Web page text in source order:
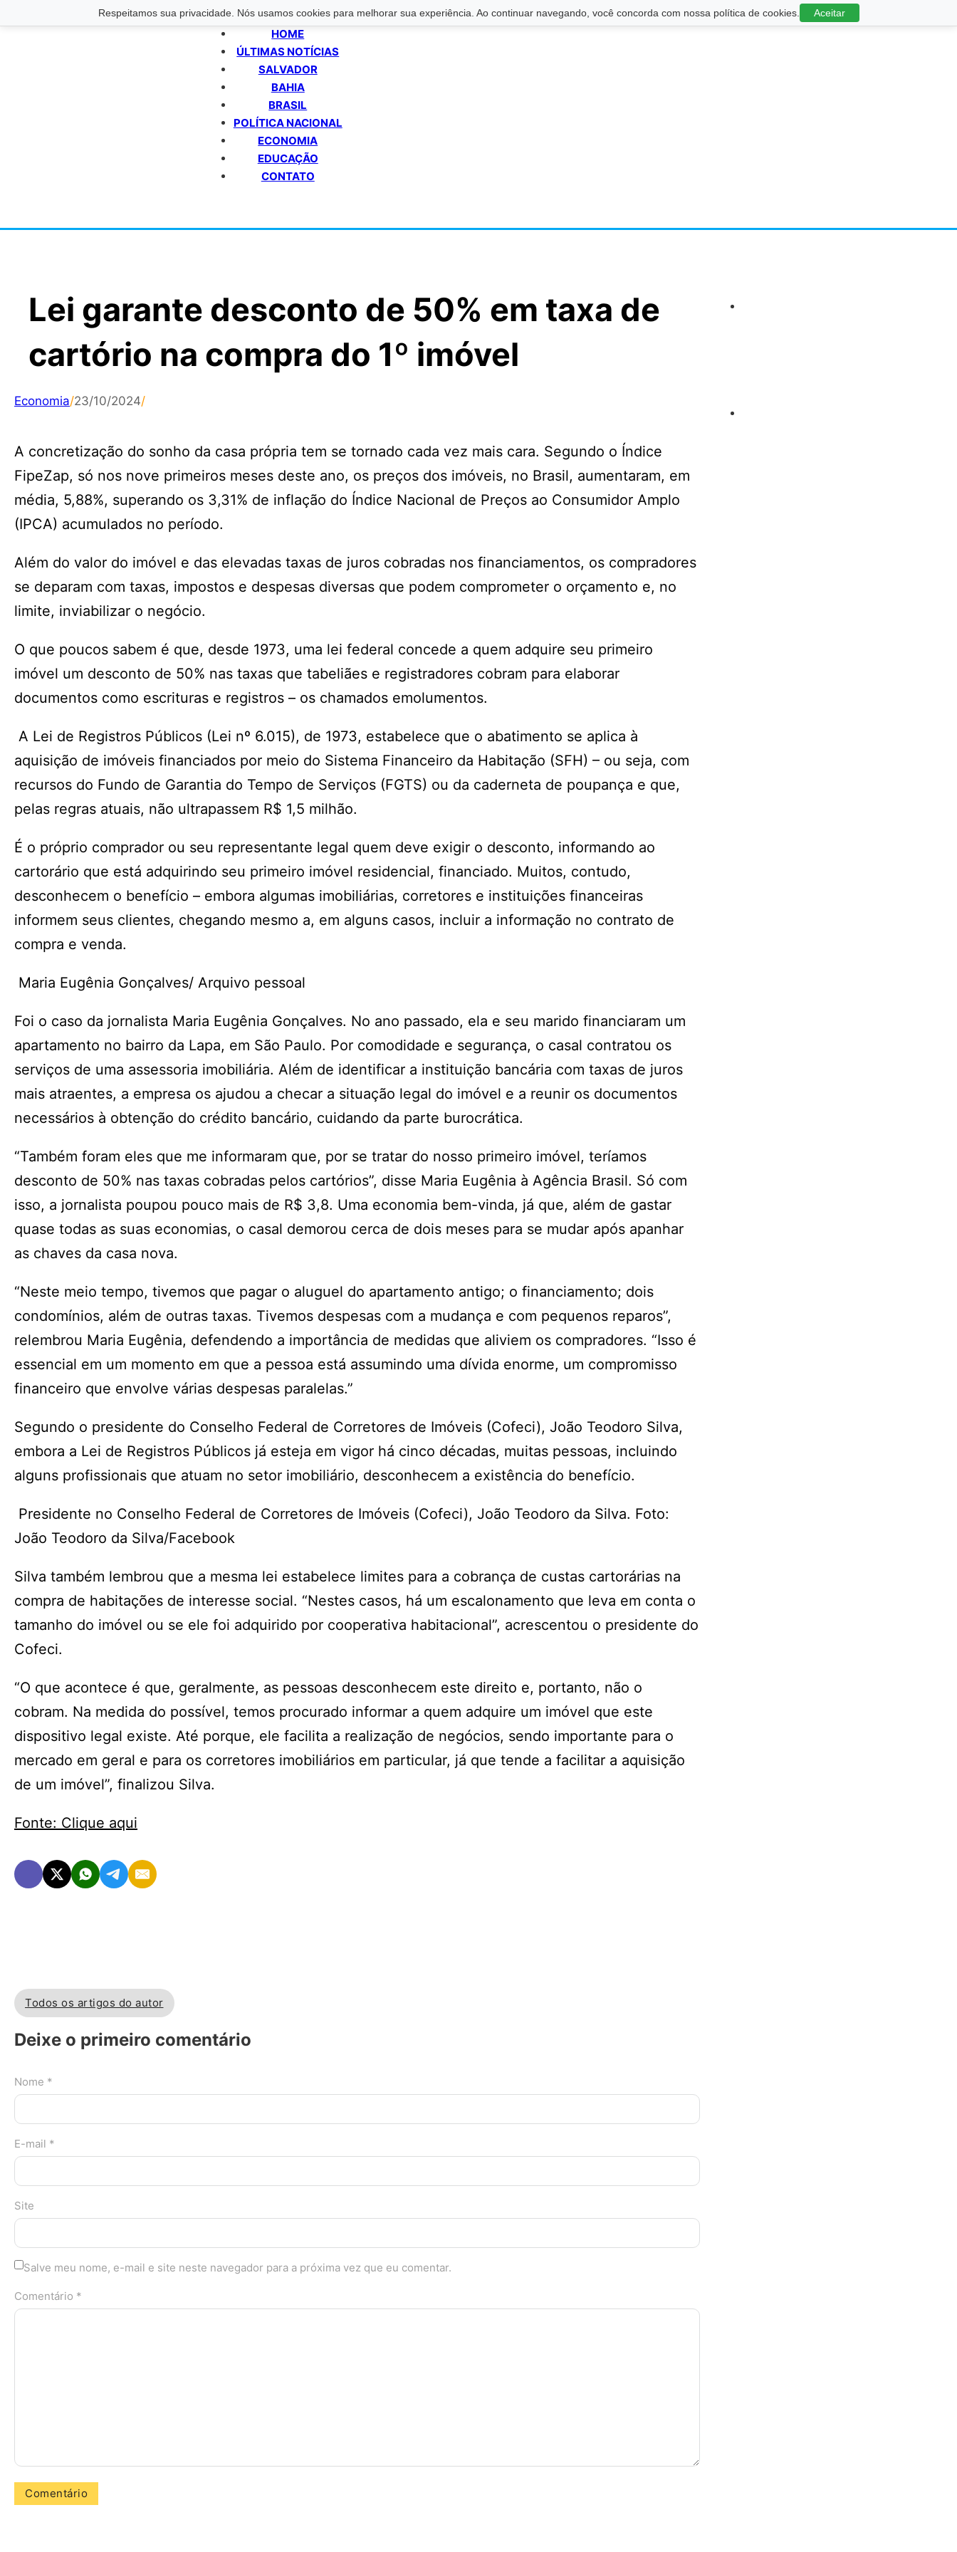
Respeitamos sua privacidade. Nós usamos cookies para melhorar sua experiência. Ao continuar navegando, você concorda com nossa política de cookies. Aceitar
HOME
ÚLTIMAS NOTÍCIAS
SALVADOR
BAHIA
BRASIL
POLÍTICA NACIONAL
ECONOMIA
EDUCAÇÃO
CONTATO
Lei garante desconto de 50% em taxa de
cartório na compra do 1º imóvel
Economia/23/10/2024/
A concretização do sonho da casa própria tem se tornado cada vez mais cara. Segundo o Índice
FipeZap, só nos nove primeiros meses deste ano, os preços dos imóveis, no Brasil, aumentaram, em
média, 5,88%, superando os 3,31% de inflação do Índice Nacional de Preços ao Consumidor Amplo
(IPCA) acumulados no período.
Além do valor do imóvel e das elevadas taxas de juros cobradas nos financiamentos, os compradores
se deparam com taxas, impostos e despesas diversas que podem comprometer o orçamento e, no
limite, inviabilizar o negócio.
O que poucos sabem é que, desde 1973, uma lei federal concede a quem adquire seu primeiro
imóvel um desconto de 50% nas taxas que tabeliães e registradores cobram para elaborar
documentos como escrituras e registros – os chamados emolumentos.
A Lei de Registros Públicos (Lei nº 6.015), de 1973, estabelece que o abatimento se aplica à
aquisição de imóveis financiados por meio do Sistema Financeiro da Habitação (SFH) – ou seja, com
recursos do Fundo de Garantia do Tempo de Serviços (FGTS) ou da caderneta de poupança e que,
pelas regras atuais, não ultrapassem R$ 1,5 milhão.
É o próprio comprador ou seu representante legal quem deve exigir o desconto, informando ao
cartorário que está adquirindo seu primeiro imóvel residencial, financiado. Muitos, contudo,
desconhecem o benefício – embora algumas imobiliárias, corretores e instituições financeiras
informem seus clientes, chegando mesmo a, em alguns casos, incluir a informação no contrato de
compra e venda.
Maria Eugênia Gonçalves/ Arquivo pessoal
Foi o caso da jornalista Maria Eugênia Gonçalves. No ano passado, ela e seu marido financiaram um
apartamento no bairro da Lapa, em São Paulo. Por comodidade e segurança, o casal contratou os
serviços de uma assessoria imobiliária. Além de identificar a instituição bancária com taxas de juros
mais atraentes, a empresa os ajudou a checar a situação legal do imóvel e a reunir os documentos
necessários à obtenção do crédito bancário, cuidando da parte burocrática.
“Também foram eles que me informaram que, por se tratar do nosso primeiro imóvel, teríamos
desconto de 50% nas taxas cobradas pelos cartórios”, disse Maria Eugênia à Agência Brasil. Só com
isso, a jornalista poupou pouco mais de R$ 3,8. Uma economia bem-vinda, já que, além de gastar
quase todas as suas economias, o casal demorou cerca de dois meses para se mudar após apanhar
as chaves da casa nova.
“Neste meio tempo, tivemos que pagar o aluguel do apartamento antigo; o financiamento; dois
condomínios, além de outras taxas. Tivemos despesas com a mudança e com pequenos reparos”,
relembrou Maria Eugênia, defendendo a importância de medidas que aliviem os compradores. “Isso é
essencial em um momento em que a pessoa está assumindo uma dívida enorme, um compromisso
financeiro que envolve várias despesas paralelas.”
Segundo o presidente do Conselho Federal de Corretores de Imóveis (Cofeci), João Teodoro Silva,
embora a Lei de Registros Públicos já esteja em vigor há cinco décadas, muitas pessoas, incluindo
alguns profissionais que atuam no setor imobiliário, desconhecem a existência do benefício.
Presidente no Conselho Federal de Corretores de Imóveis (Cofeci), João Teodoro da Silva. Foto:
João Teodoro da Silva/Facebook
Silva também lembrou que a mesma lei estabelece limites para a cobrança de custas cartorárias na
compra de habitações de interesse social. “Nestes casos, há um escalonamento que leva em conta o
tamanho do imóvel ou se ele foi adquirido por cooperativa habitacional”, acrescentou o presidente do
Cofeci.
“O que acontece é que, geralmente, as pessoas desconhecem este direito e, portanto, não o
cobram. Na medida do possível, temos procurado informar a quem adquire um imóvel que este
dispositivo legal existe. Até porque, ele facilita a realização de negócios, sendo importante para o
mercado em geral e para os corretores imobiliários em particular, já que tende a facilitar a aquisição
de um imóvel”, finalizou Silva.
Fonte: Clique aqui
Todos os artigos do autor
Deixe o primeiro comentário
Nome *
E-mail *
Site
Salve meu nome, e-mail e site neste navegador para a próxima vez que eu comentar.
Comentário *